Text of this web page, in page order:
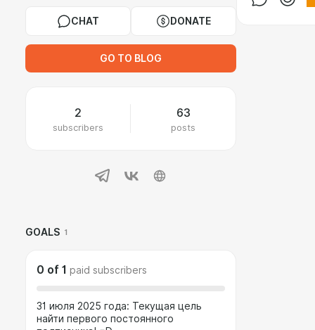
CHAT DONATE
GO TO BLOG
2
subscribers
63
posts
GOALS 1
0 of 1 paid subscribers
31 июля 2025 года: Текущая цель
найти первого постоянного